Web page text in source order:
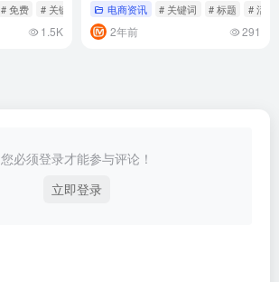
# 免费 # 关键词
1.5K
电商资讯 # 关键词 # 标题 # 活动
2年前 291
您必须登录才能参与评论！
立即登录